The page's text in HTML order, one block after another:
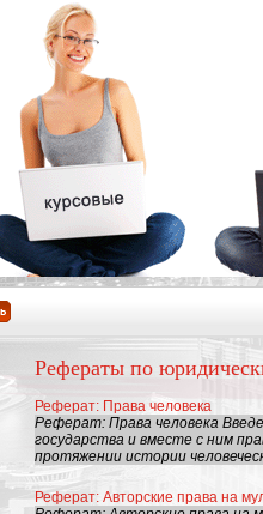
Рефераты по
Реферат: Права человека
Реферат: Права человека
государства и вместе с ним
протяжении истории
Реферат: Авторские права на